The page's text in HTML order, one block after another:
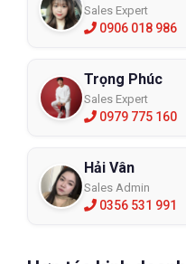
Sales Expert
0906 018 986
Trọng Phúc
Sales Expert
0979 775 160
Hải Vân
Sales Admin
0356 531 991